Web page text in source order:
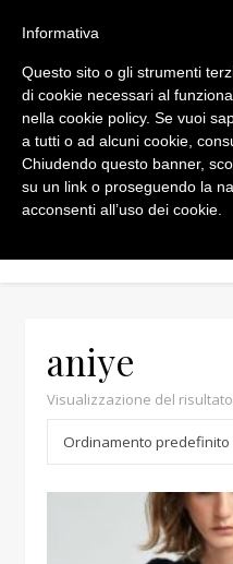
aniye
Visualizzazione del risultato
Informativa
Questo sito o gli strumenti
di cookie necessari al
nella cookie policy. Se vuoi
a tutti o ad alcuni cookie,
Chiudendo questo banner,
su un link o proseguendo la
acconsenti all’uso dei cookie.